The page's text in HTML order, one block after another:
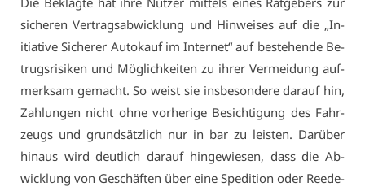
si­che­ren Ver­trags­ab­wick­lung und Hin­wei­ses auf die „In­
itia­ti­ve Si­che­rer Au­to­kauf im In­ter­net“ auf be­ste­hen­de Be­
trugs­ri­si­ken und Mög­lich­kei­ten zu ih­rer Ver­mei­dung auf­
merk­sam ge­macht. So weist sie ins­be­son­de­re dar­auf hin,
Zah­lun­gen nicht oh­ne vor­he­ri­ge Be­sich­ti­gung des Fahr­
zeugs und grund­sätz­lich nur in bar zu leis­ten. Dar­über
hin­aus wird deut­lich dar­auf hin­ge­wie­sen, dass die Ab­
wick­lung von Ge­schäf­ten über ei­ne Spe­di­ti­on oder Ree­de­